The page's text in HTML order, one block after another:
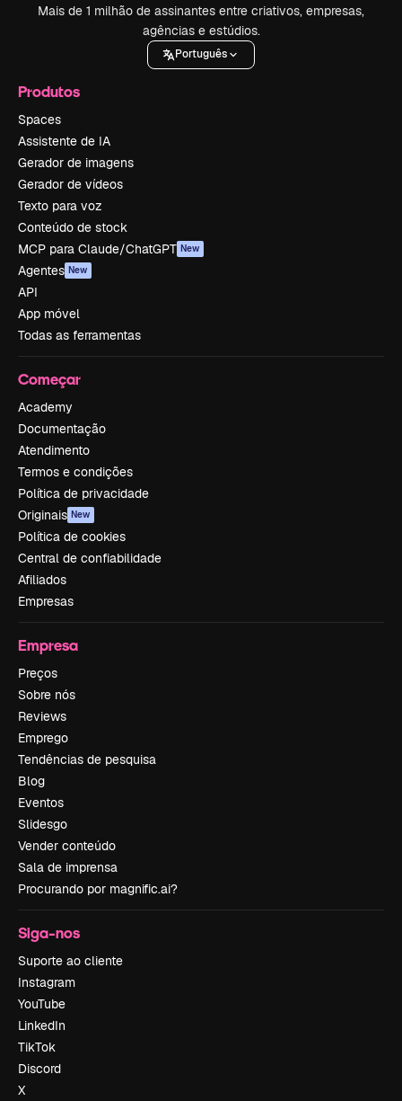
Mais de 1 milhão de assinantes entre criativos, empresas,
agências e estúdios.
Português
Produtos
Spaces
Assistente de IA
Gerador de imagens
Gerador de vídeos
Texto para voz
Conteúdo de stock
MCP para Claude/ChatGPT New
Agentes New
API
App móvel
Todas as ferramentas
Começar
Academy
Documentação
Atendimento
Termos e condições
Política de privacidade
Originais New
Política de cookies
Central de confiabilidade
Afiliados
Empresas
Empresa
Preços
Sobre nós
Reviews
Emprego
Tendências de pesquisa
Blog
Eventos
Slidesgo
Vender conteúdo
Sala de imprensa
Procurando por magnific.ai?
Siga-nos
Suporte ao cliente
Instagram
YouTube
LinkedIn
TikTok
Discord
X